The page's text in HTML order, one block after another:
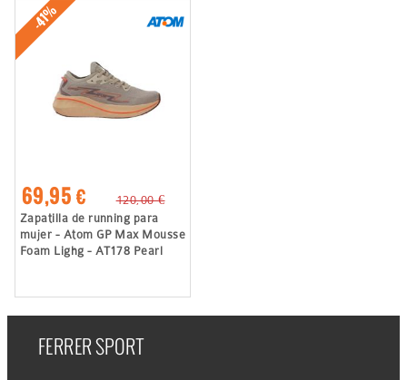
-41%
69,95 €
120,00 €
Zapatilla de running para
mujer - Atom GP Max Mousse
Foam Lighg - AT178 Pearl
FERRER SPORT